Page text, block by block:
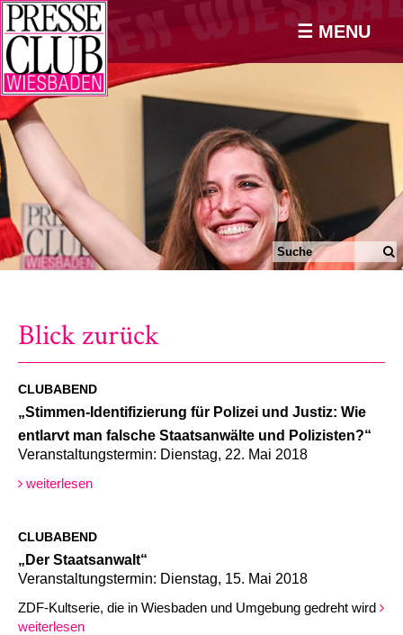
☰ MENU
Blick zurück
CLUBABEND
„Stimmen-Identifizierung für Polizei und Justiz: Wie
entlarvt man falsche Staatsanwälte und Polizisten?“
Veranstaltungstermin: Dienstag, 22. Mai 2018
weiterlesen
CLUBABEND
„Der Staatsanwalt“
Veranstaltungstermin: Dienstag, 15. Mai 2018
ZDF-Kultserie, die in Wiesbaden und Umgebung gedreht wird
weiterlesen